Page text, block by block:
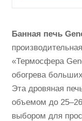
Банная печь
«Термосфера
обогрева
Эта дровяная
объемом до
выбором для